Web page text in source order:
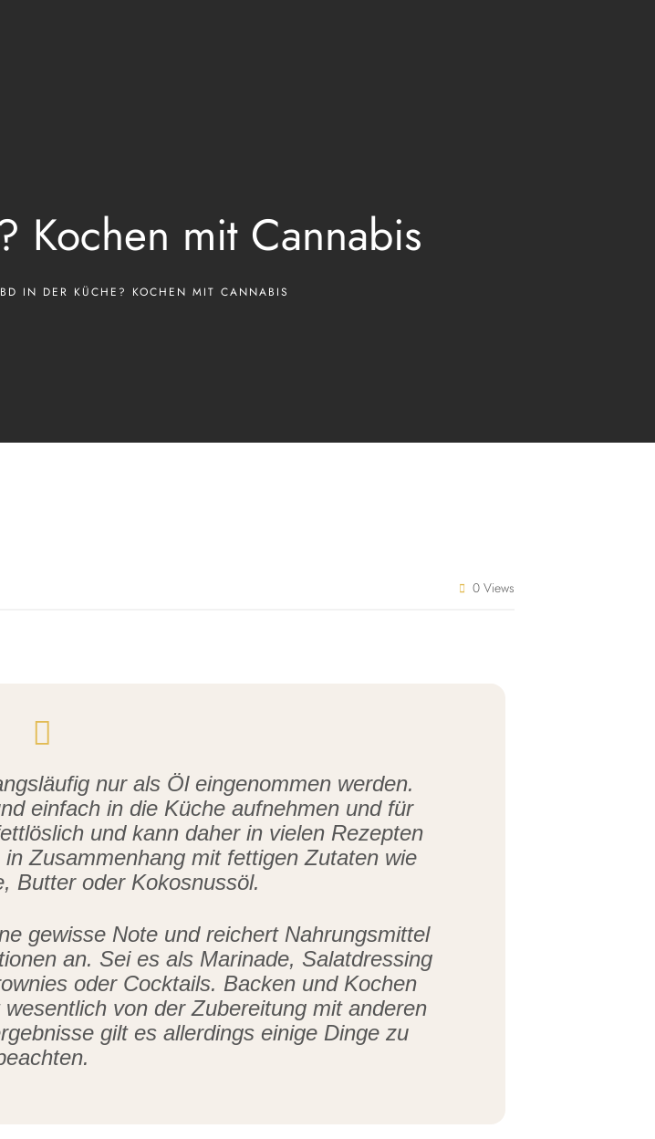
Kochen mit Cannabis
IN DER KÜCHE? KOCHEN MIT CANNABIS
0 Views
nur als Öl eingenommen werden.
einfach in die Küche aufnehmen und für
und kann daher in vielen Rezepten
Zusammenhang mit fettigen Zutaten wie
Butter oder Kokosnussöl.
gewisse Note und reichert Nahrungsmittel
an. Sei es als Marinade, Salatdressing
oder Cocktails. Backen und Kochen
von der Zubereitung mit anderen
gilt es allerdings einige Dinge zu